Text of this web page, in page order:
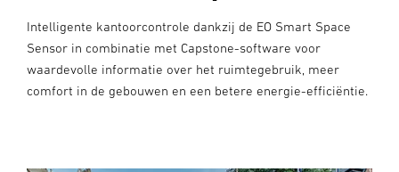
Intelligente kantoorcontrole dankzij de EO Smart Space
Sensor in combinatie met Capstone-software voor
waardevolle informatie over het ruimtegebruik, meer
comfort in de gebouwen en een betere energie-efficiëntie.